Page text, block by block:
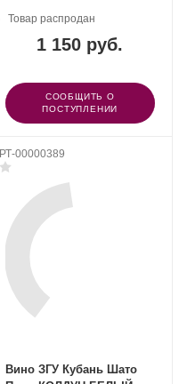
1 150 руб.
Товар распродан
СООБЩИТЬ О
ПОСТУПЛЕНИИ
РТ-00000389
Вино ЗГУ Кубань Шато